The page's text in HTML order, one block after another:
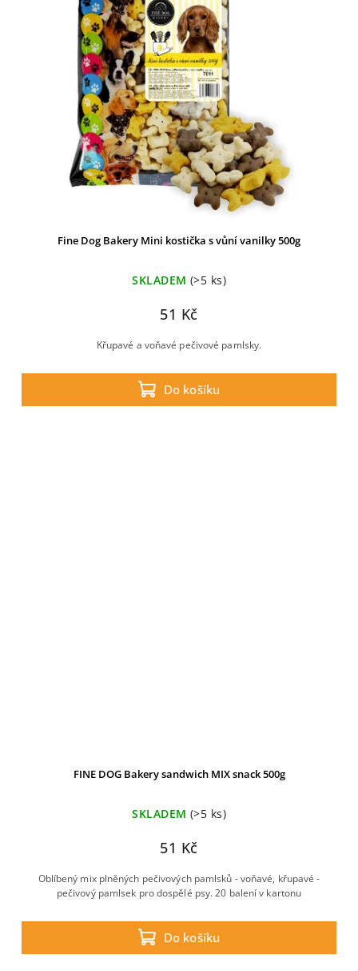
Fine Dog Bakery Mini kostička s vůní vanilky 500g
SKLADEM (>5 ks)
51 Kč
Do košíku
Křupavé a voňavé pečivové pamlsky.
FINE DOG Bakery sandwich MIX snack 500g
SKLADEM (>5 ks)
51 Kč
Do košíku
Oblíbený mix plněných pečivových pamlsků - voňavé, křupavé -
pečivový pamlsek pro dospělé psy. 20 balení v kartonu